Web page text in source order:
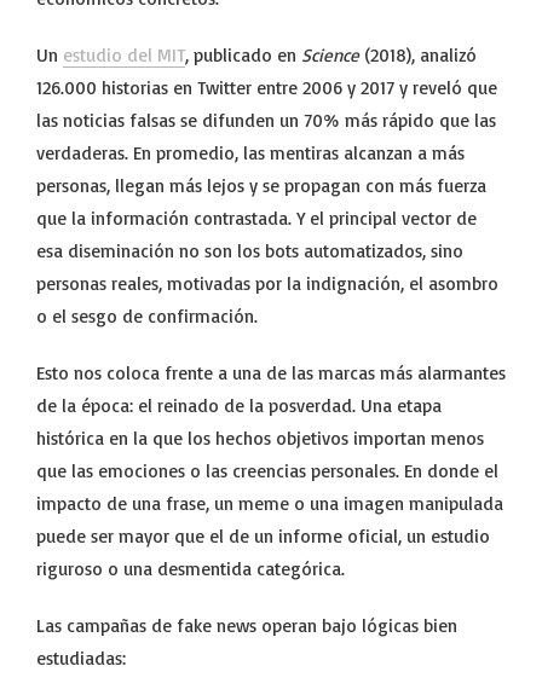
Un estudio del MIT, publicado en Science(2018), analizó
126.000 historias en Twitter entre 2006 y 2017 y reveló que
las noticias falsas se difunden un 70% más rápido que las
verdaderas. En promedio, las mentiras alcanzan a más
personas, llegan más lejos y se propagan con más fuerza
que la información contrastada. Y el principal vector de
esa diseminación no son los bots automatizados, sino
personas reales, motivadas por la indignación, el asombro
o el sesgo de confirmación.
Esto nos coloca frente a una de las marcas más alarmantes
de la época: el reinado de la posverdad. Una etapa
histórica en la que los hechos objetivos importan menos
que las emociones o las creencias personales. En donde el
impacto de una frase, un meme o una imagen manipulada
puede ser mayor que el de un informe oficial, un estudio
riguroso o una desmentida categórica.
Las campañas de fake news operan bajo lógicas bien
estudiadas: